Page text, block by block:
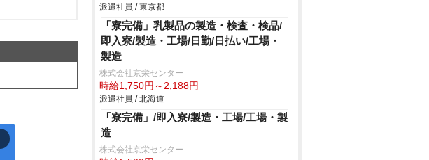
派遣社員 / 東京都
「寮完備」乳製品の製造・検査・検品/
即入寮/製造・工場/日勤/日払い/工場・
製造
株式会社京栄センター
時給1,750円～2,188円
派遣社員 / 北海道
「寮完備」/即入寮/製造・工場/工場・製
造
株式会社京栄センター